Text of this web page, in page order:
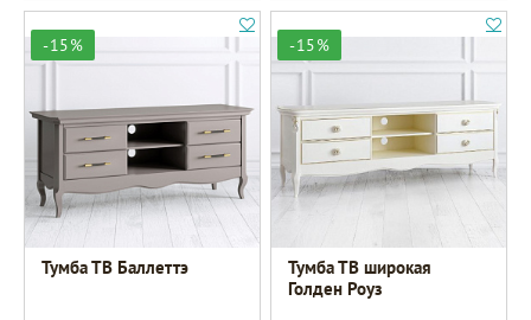
-15%
Тумба ТВ Баллеттэ
-15%
Тумба ТВ широкая
Голден Роуз